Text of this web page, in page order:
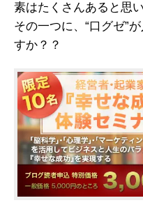
素はたくさんあると思い
その一つに、“口グゼ”
すか？？